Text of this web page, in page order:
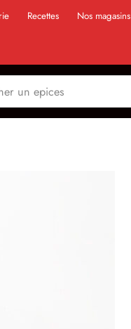
Recettes Nos magasins